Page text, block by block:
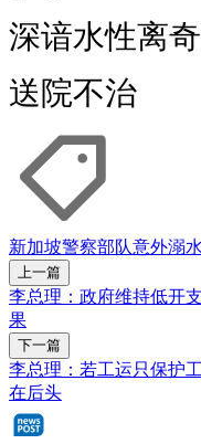
深谙水性离
送院不治
新加坡警察部队意外溺水
上一篇
李总理：政府维持低开
果
下一篇
李总理：若工运只保护
在后头